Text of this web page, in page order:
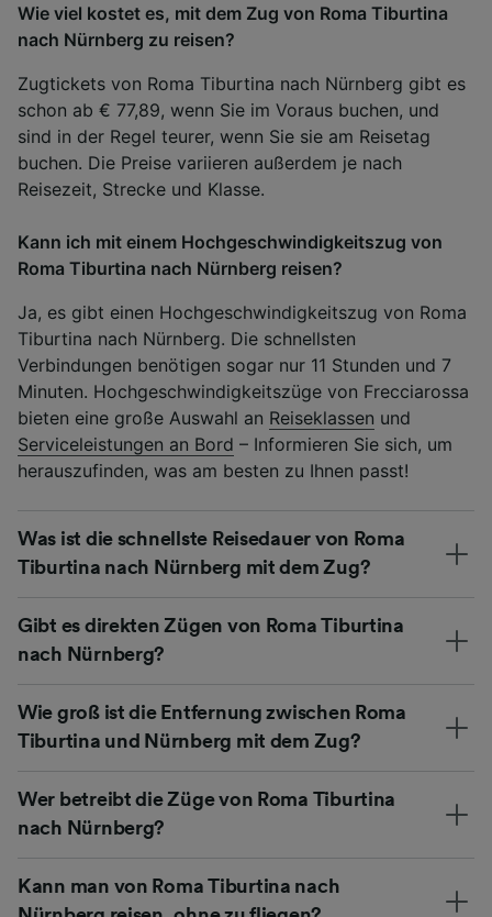
Wie viel kostet es, mit dem Zug von Roma Tiburtina
nach Nürnberg zu reisen?
Zugtickets von Roma Tiburtina nach Nürnberg gibt es
schon ab € 77,89, wenn Sie im Voraus buchen, und
sind in der Regel teurer, wenn Sie sie am Reisetag
buchen. Die Preise variieren außerdem je nach
Reisezeit, Strecke und Klasse.
Kann ich mit einem Hochgeschwindigkeitszug von
Roma Tiburtina nach Nürnberg reisen?
Ja, es gibt einen Hochgeschwindigkeitszug von Roma
Tiburtina nach Nürnberg. Die schnellsten
Verbindungen benötigen sogar nur 11 Stunden und 7
Minuten. Hochgeschwindigkeitszüge von Frecciarossa
bieten eine große Auswahl an Reiseklassen und
Serviceleistungen an Bord – Informieren Sie sich, um
herauszufinden, was am besten zu Ihnen passt!
Was ist die schnellste Reisedauer von Roma
Tiburtina nach Nürnberg mit dem Zug?
Gibt es direkten Zügen von Roma Tiburtina
nach Nürnberg?
Wie groß ist die Entfernung zwischen Roma
Tiburtina und Nürnberg mit dem Zug?
Wer betreibt die Züge von Roma Tiburtina
nach Nürnberg?
Kann man von Roma Tiburtina nach